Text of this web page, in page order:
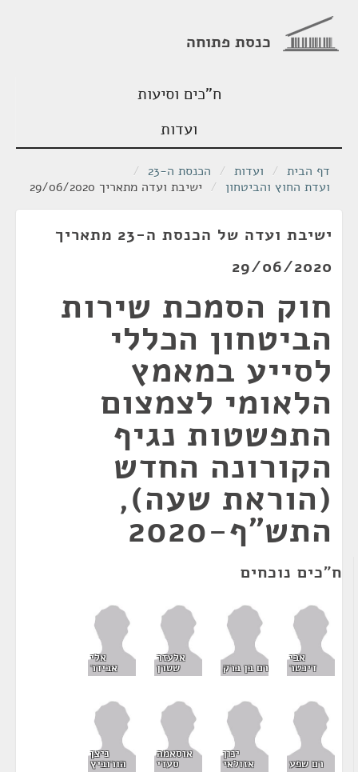
כנסת פתוחה
ח"כים וסיעות
ועדות
דף הבית / ועדות / הכנסת ה-23
/
ועדת החוץ והביטחון / ישיבת ועדה מתאריך 29/06/2020
ישיבת ועדה של הכנסת ה-23 מתאריך
29/06/2020
חוק הסמכת שירות
הביטחון הכללי
לסייע במאמץ
הלאומי לצמצום
התפשטות נגיף
הקורונה החדש
(הוראת שעה),
התש"ף-2020
ח"כים נוכחים
אבי
דיכטר רם בן ברק
אלעזר
שטרן
אלי
אבידר
רם שפע
ינון
אזולאי
אוסאמה
סעדי
ניצן
הורוביץ